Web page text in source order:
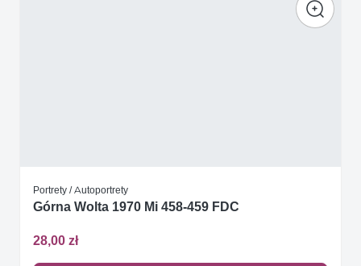
Portrety / Autoportrety
Górna Wolta 1970 Mi 458-459 FDC
28,00 zł